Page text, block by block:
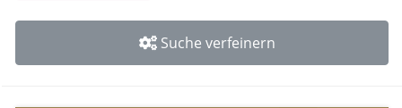
Suche verfeinern